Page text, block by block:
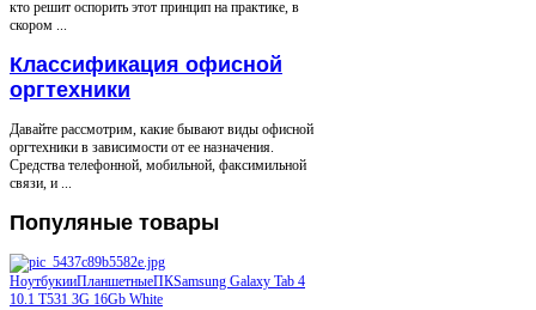
кто решит оспорить этот принцип на практике, в
скором ...
Классификация офисной
оргтехники
Давайте рассмотрим, какие бывают виды офисной
оргтехники в зависимости от ее назначения.
Средства телефонной, мобильной, факсимильной
связи, и ...
Популяные товары
НоутбукииПланшетныеПКSamsung Galaxy Tab 4
10.1 T531 3G 16Gb White